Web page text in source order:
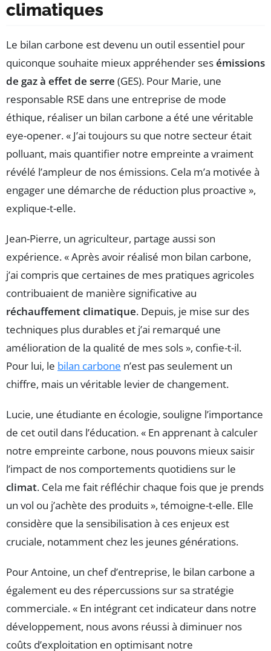
climatiques
Le bilan carbone est devenu un outil essentiel pour
quiconque souhaite mieux appréhender sesémissions
de gaz à effet de serre (GES). Pour Marie, une
responsable RSE dans une entreprise de mode
éthique, réaliser un bilan carbone a été une véritable
eye-opener. « J’ai toujours su que notre secteur était
polluant, mais quantifier notre empreinte a vraiment
révélé l’ampleur de nos émissions. Cela m’a motivée à
engager une démarche de réduction plus proactive »,
explique-t-elle.
Jean-Pierre, un agriculteur, partage aussi son
expérience. « Après avoir réalisé mon bilan carbone,
j’ai compris que certaines de mes pratiques agricoles
contribuaient de manière significative au
réchauffement climatique. Depuis, je mise sur des
techniques plus durables et j’ai remarqué une
amélioration de la qualité de mes sols », confie-t-il.
Pour lui, le bilan carbone n’est pas seulement un
chiffre, mais un véritable levier de changement.
Lucie, une étudiante en écologie, souligne l’importance
de cet outil dans l’éducation. « En apprenant à calculer
notre empreinte carbone, nous pouvons mieux saisir
l’impact de nos comportements quotidiens sur le
climat. Cela me fait réfléchir chaque fois que je prends
un vol ou j’achète des produits », témoigne-t-elle. Elle
considère que la sensibilisation à ces enjeux est
cruciale, notamment chez les jeunes générations.
Pour Antoine, un chef d’entreprise, le bilan carbone a
également eu des répercussions sur sa stratégie
commerciale. « En intégrant cet indicateur dans notre
développement, nous avons réussi à diminuer nos
coûts d’exploitation en optimisant notre